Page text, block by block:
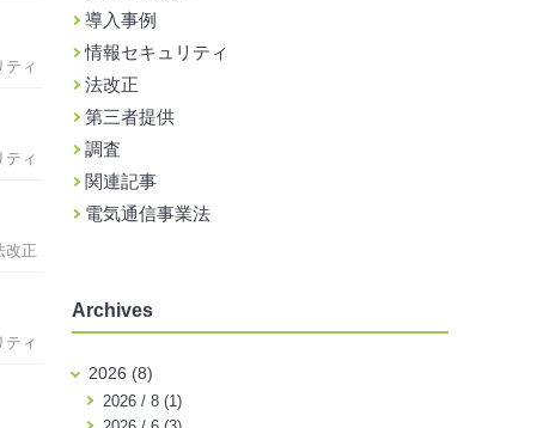
ティ
ティ
改正
ティ
導入事例
情報セキュリティ
法改正
第三者提供
調査
関連記事
電気通信事業法
Archives
2026 (8)
2026 / 8 (1)